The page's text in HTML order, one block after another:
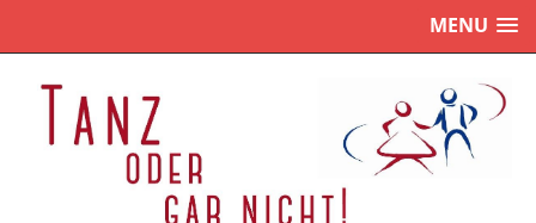
MENU